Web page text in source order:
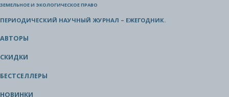
ЗЕМЕЛЬНОЕ И ЭКОЛОГИЧЕСКОЕ ПРАВО
ПЕРИОДИЧЕСКИЙ НАУЧНЫЙ ЖУРНАЛ – ЕЖЕГОДНИК.
АВТОРЫ
СКИДКИ
БЕСТСЕЛЛЕРЫ
НОВИНКИ